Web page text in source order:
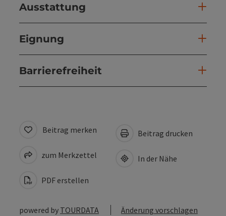
Ausstattung
Eignung
Barrierefreiheit
Beitrag merken
zum Merkzettel
PDF erstellen
Beitrag drucken
In der Nähe
powered by TOURDATA Änderung vorschlagen